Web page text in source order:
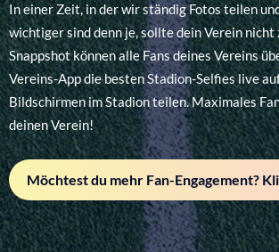
In einer Zeit, in der wir ständig Fotos teilen
wichtiger sind denn je, sollte dein Verein
Snappshot können alle Fans deines Vereins
Vereins-App die besten Stadion-Selfies live
Bildschirmen im Stadion teilen. Maximales
deinen Verein!
Möchtest du mehr Fan-Engagement?